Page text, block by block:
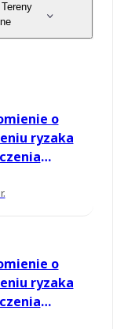
o
ryzaka
dla
o
ryzaka